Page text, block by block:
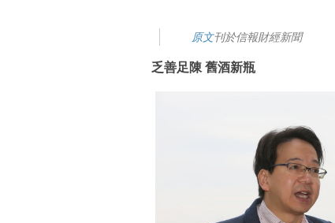
原文刊於信報財經新聞
乏善足陳 舊酒新瓶